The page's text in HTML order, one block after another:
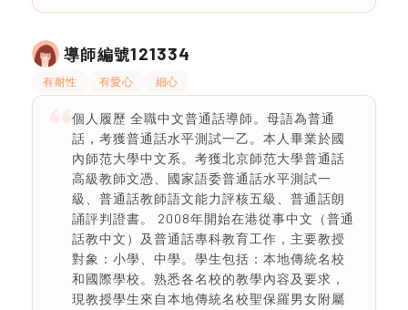
導師編號121334
有耐性 有愛心 細心
個人履歷 全職中文普通話導師。母語為普通
話，考獲普通話水平測試一乙。本人畢業於國
內師范大學中文系。考獲北京師范大學普通話
高級教師文憑、國家語委普通話水平測試一
級、普通話教師語文能力評核五級、普通話朗
誦評判證書。 2008年開始在港從事中文（普通
話教中文）及普通話專科教育工作，主要教授
對象：小學、中學。學生包括：本地傳統名校
和國際學校。熟悉各名校的教學內容及要求，
現教授學生來自本地傳統名校聖保羅男女附屬